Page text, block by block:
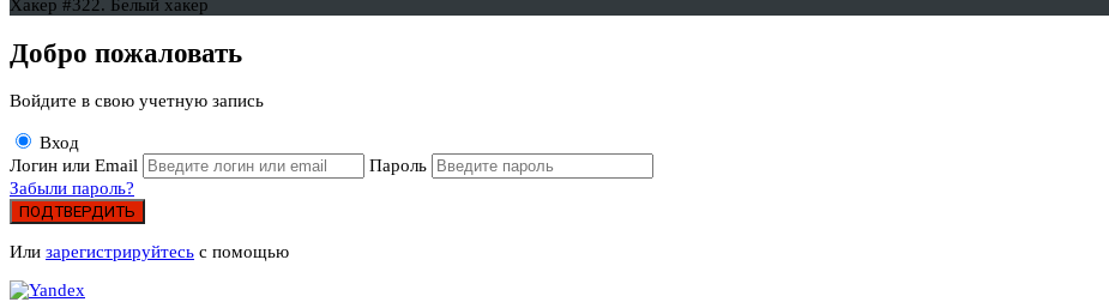
Хакер #322. Белый хакер
Добро пожаловать
Войдите в свою учетную запись
Вход
Логин или Email
Пароль
Забыли пароль?
ПОДТВЕРДИТЬ
Или зарегистрируйтесь с помощью